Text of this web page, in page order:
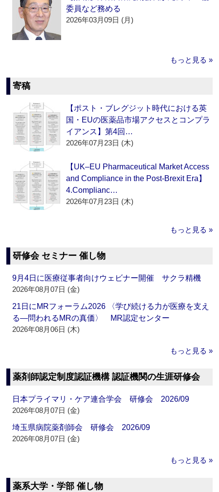
委員など務める
2026年03月09日 (月)
もっと見る »
寄稿
【ポスト・ブレグジット時代における英
国・EUの医薬品市場アクセスとコンプラ
イアンス】第4回…
2026年07月23日 (木)
【UK–EU Pharmaceutical Market Access
and Compliance in the Post-Brexit Era】
4.Complianc…
2026年07月23日 (木)
もっと見る »
研修会 セミナー 催し物
9月4日に医療従事者向けウェビナー開催 サクラ精機
2026年08月07日 (金)
21日にMRフォーラム2026 〈学び続ける力が医療を支え
る―問われるMRの真価〉 MR認定センター
2026年08月06日 (木)
もっと見る »
薬剤師認定制度認証機構 認証機関の生涯研修会
日本プライマリ・ケア連合学会 研修会 2026/09
2026年08月07日 (金)
埼玉県病院薬剤師会 研修会 2026/09
2026年08月07日 (金)
もっと見る »
薬系大学・学部 催し物